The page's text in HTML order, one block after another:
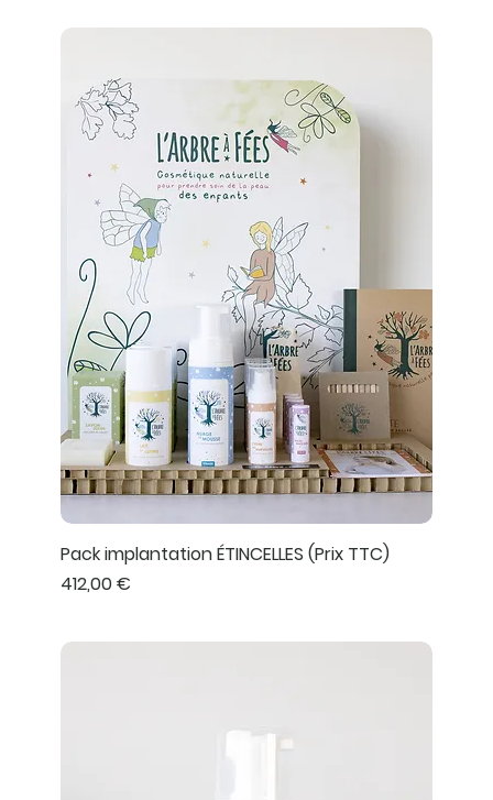
Pack implantation ÉTINCELLES (Prix TTC)
Prix
412,00 €